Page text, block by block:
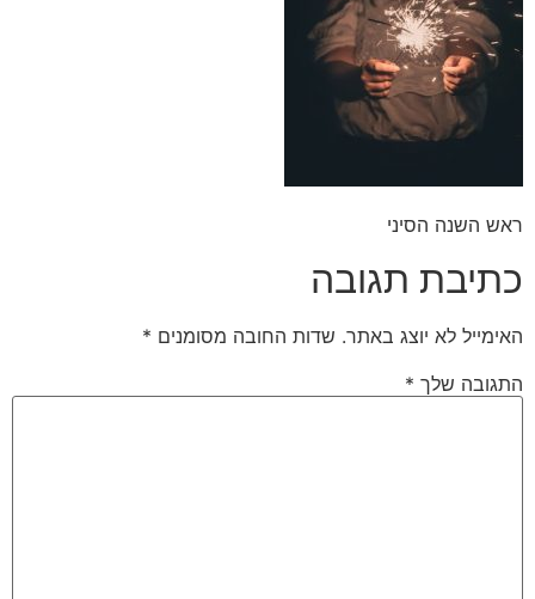
ראש השנה הסיני
כתיבת תגובה
האימייל לא יוצג באתר. שדות החובה מסומנים *
התגובה שלך *